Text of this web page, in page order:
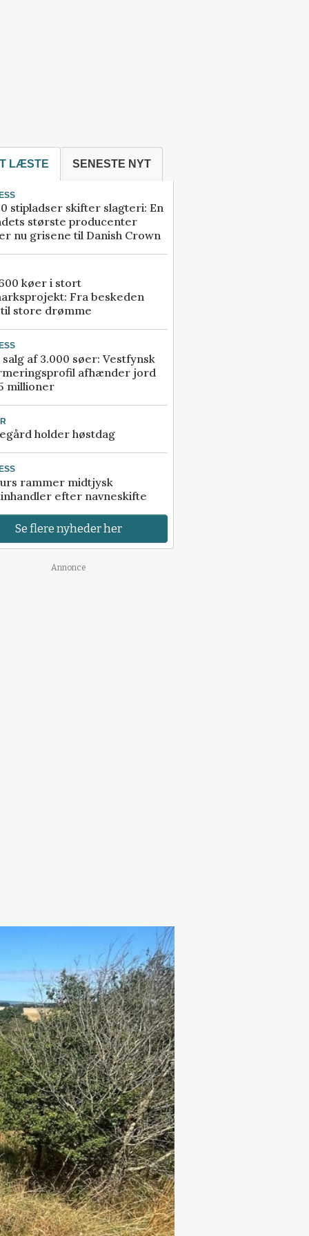
LÆSTE SENESTE NYT
stipladser skifter slagteri: En
største producenter
nu grisene til Danish Crown
køer i stort
Fra beskeden
store drømme
af 3.000 søer: Vestfynsk
afhænder jord
millioner
holder høstdag
rammer midtjysk
efter navneskifte
Se flere nyheder her
Annonce